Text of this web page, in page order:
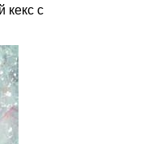
кекс с